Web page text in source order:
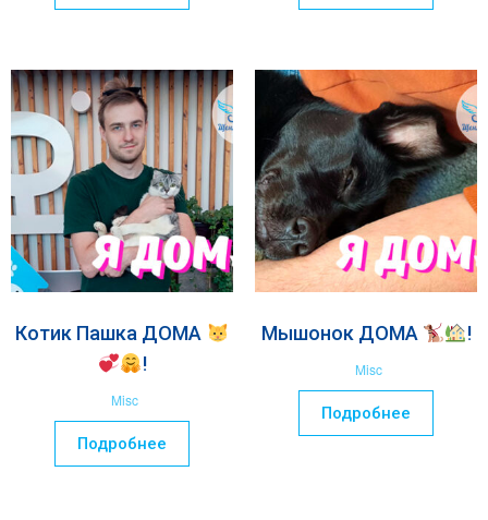
Котик Пашка ДОМА
!
Misc
Подробнее
Мышонок ДОМА !
Misc
Подробнее